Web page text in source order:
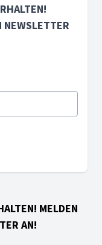
NEWSLETTER
MELDEN
AN!